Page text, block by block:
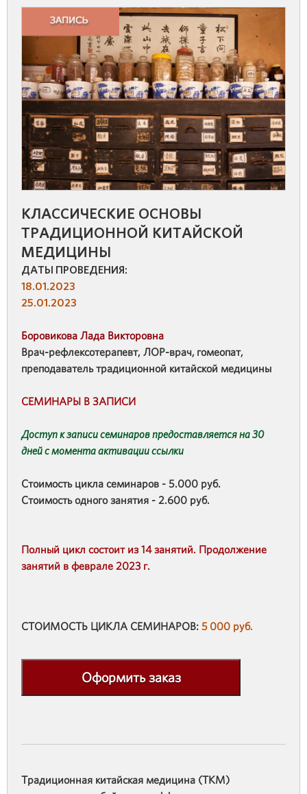
КЛАССИЧЕСКИЕ ОСНОВЫ
ТРАДИЦИОННОЙ КИТАЙСКОЙ
МЕДИЦИНЫ
ДАТЫ ПРОВЕДЕНИЯ:
18.01.2023
25.01.2023
Боровикова Лада Викторовна
Врач-рефлексотерапевт, ЛОР-врач, гомеопат,
преподаватель традиционной китайской медицины
СЕМИНАРЫ В ЗАПИСИ
Доступ к записи семинаров предоставляется на 30
дней с момента активации ссылки
Стоимость цикла семинаров - 5.000 руб.
Стоимость одного занятия - 2.600 руб.
Полный цикл состоит из 14 занятий. Продолжение
занятий в феврале 2023 г.
СТОИМОСТЬ ЦИКЛА СЕМИНАРОВ: 5 000 руб.
Оформить заказ
Традиционная китайская медицина (ТКМ)